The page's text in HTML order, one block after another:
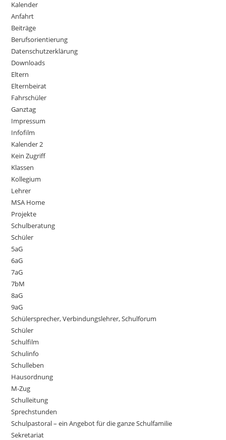
Kalender
Anfahrt
Beiträge
Berufsorientierung
Datenschutzerklärung
Downloads
Eltern
Elternbeirat
Fahrschüler
Ganztag
Impressum
Infofilm
Kalender 2
Kein Zugriff
Klassen
Kollegium
Lehrer
MSA Home
Projekte
Schulberatung
Schüler
5aG
6aG
7aG
7bM
8aG
9aG
Schülersprecher, Verbindungslehrer, Schulforum
Schüler
Schulfilm
Schulinfo
Schulleben
Hausordnung
M-Zug
Schulleitung
Sprechstunden
Schulpastoral – ein Angebot für die ganze Schulfamilie
Sekretariat